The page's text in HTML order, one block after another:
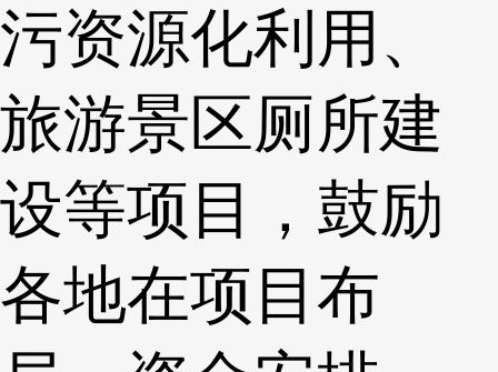
污资源化利用、
旅游景区厕所建
设等项目，鼓励
各地在项目布